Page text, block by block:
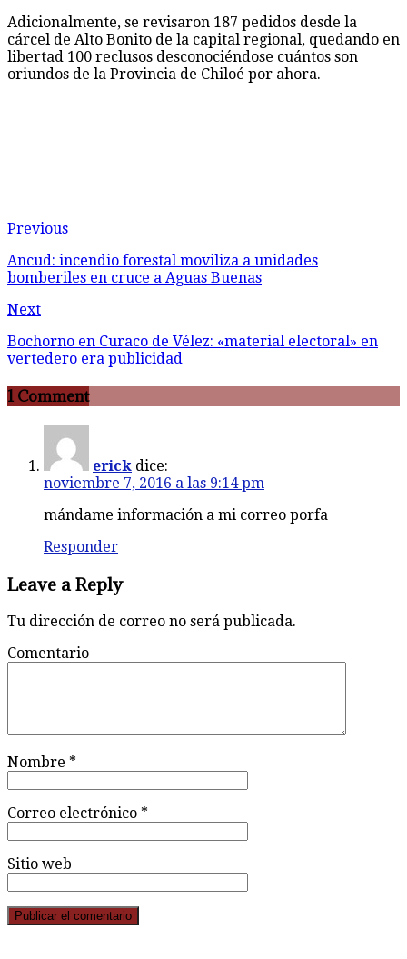
Adicionalmente, se revisaron 187 pedidos desde la
cárcel de Alto Bonito de la capital regional, quedando en
libertad 100 reclusos desconociéndose cuántos son
oriundos de la Provincia de Chiloé por ahora.
Previous
Ancud: incendio forestal moviliza a unidades
bomberiles en cruce a Aguas Buenas
Next
Bochorno en Curaco de Vélez: «material electoral» en
vertedero era publicidad
1 Comment
erick dice:
noviembre 7, 2016 a las 9:14 pm
mándame información a mi correo porfa
Responder
Leave a Reply
Tu dirección de correo no será publicada.
Comentario
Nombre *
Correo electrónico *
Sitio web